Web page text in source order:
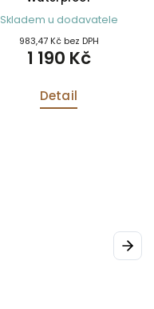
Skladem u dodavatele
983,47 Kč bez DPH
1 190 Kč
Detail
Next